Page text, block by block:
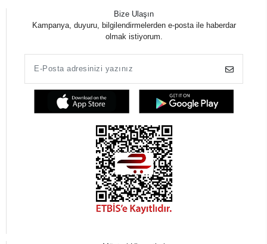
Bize Ulaşın
Kampanya, duyuru, bilgilendirmelerden e-posta ile haberdar
olmak istiyorum.